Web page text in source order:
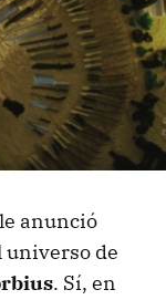
anunció
universo de
. Sí, en